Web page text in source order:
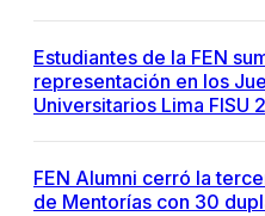
Estudiantes de la FEN
representación en los
Universitarios Lima FISU
FEN Alumni cerró la
de Mentorías con 30